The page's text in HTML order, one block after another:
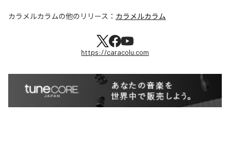
カラメルカラムの他のリリース： カラメルカラム
https://caracolu.com